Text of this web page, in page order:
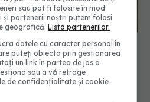
pe care o facem după
în casă până la două
sau pot fi folosite în mod
și partenerii noștri putem folosi
geografică.Lista partenerilor.
datele cu caracter personal în
puteți obiecta prin gestionarea
un link în partea de jos a
sau a vă retrage
de confidențialitate și cookie-